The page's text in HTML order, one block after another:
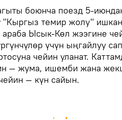
боюнча поезд 5-июндан
"Кыргыз темир жолу"
Ысык-Көл жээгине
үчүн ыңгайлуу
чейин уланат.
— жума, ишемби жана
— күн сайын.